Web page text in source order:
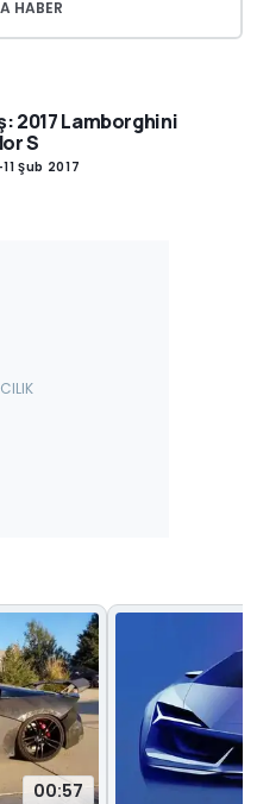
HABER
2017 Lamborghini
S
11 Şub 2017
00:57